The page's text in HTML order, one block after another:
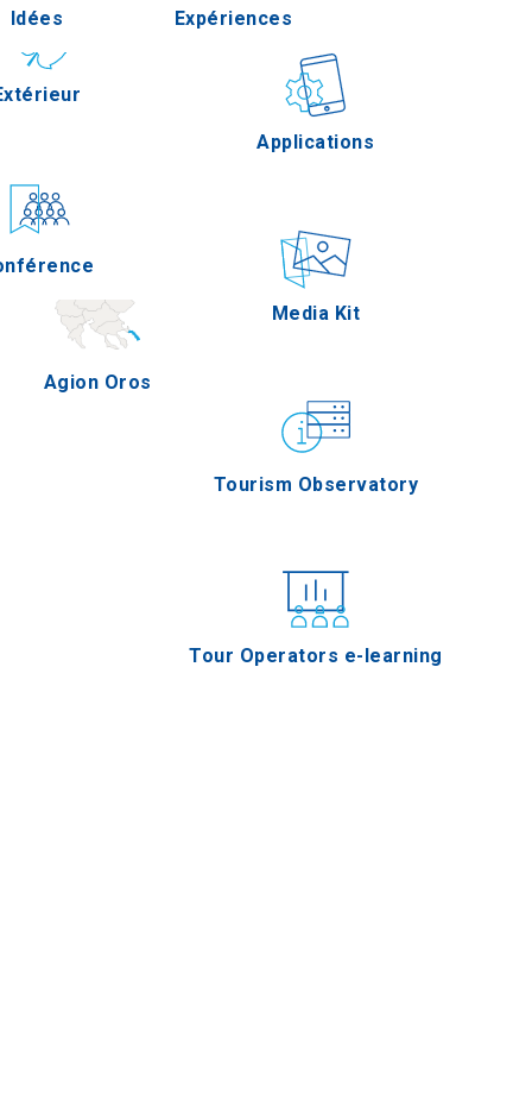
Serres
Agion Oros
Gastronomie
Applications
Media Kit
Tourism Observatory
Tour Operators e-learning
Idées Expériences